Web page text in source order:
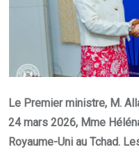
Le Premier ministre, M.
24 mars 2026, Mme
Royaume-Uni au Tchad.